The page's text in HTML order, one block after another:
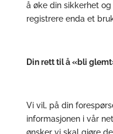
å øke din sikkerhet
registrere enda et
Din rett til å «bli
Vi vil, på din
informasjonen i vår